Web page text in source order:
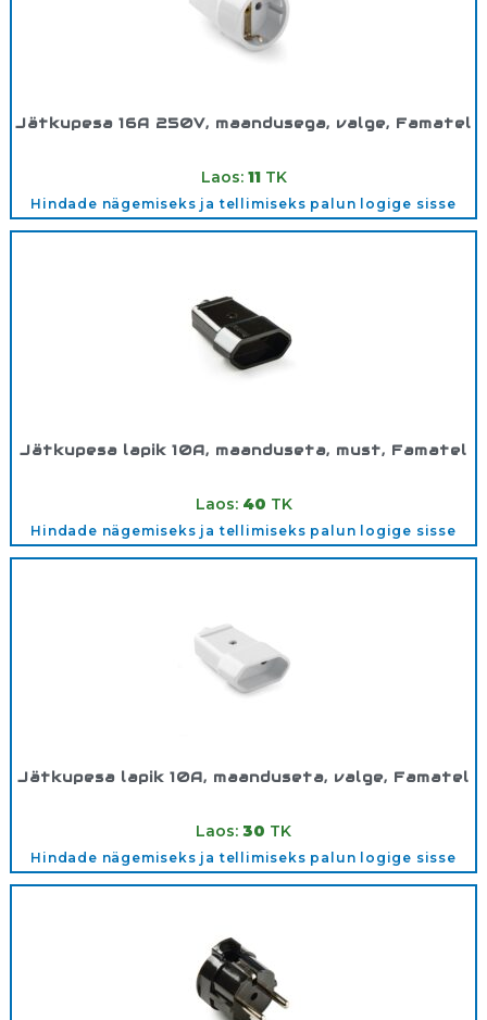
Jätkupesa 16A 250V, maandusega, valge, Famatel
Laos: 11TK
Hindade nägemiseks ja tellimiseks palun logige sisse
Jätkupesa lapik 10A, maanduseta, must, Famatel
Laos: 40 TK
Hindade nägemiseks ja tellimiseks palun logige sisse
Jätkupesa lapik 10A, maanduseta, valge, Famatel
Laos: 30 TK
Hindade nägemiseks ja tellimiseks palun logige sisse